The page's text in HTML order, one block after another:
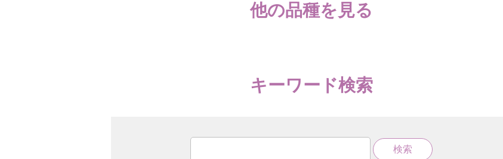
他の品種を見る
キーワード検索